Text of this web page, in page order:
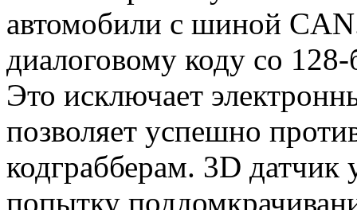
автомобили с шиной
диалоговому коду со
Это исключает
позволяет успешно
кодграбберам. 3D датчик
попытку